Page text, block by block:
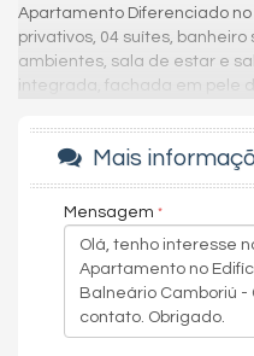
Apartamento Diferenciado no
privativos, 04 suítes,
ambientes, sala de estar e
integrada, fachada em pele
O Skyline Tower é mais um
Empreendimentos,
frente ao edifício Infinity
nacional a poucos metros do
Whell, novos pontos
moradores e turistas.
supermercado D Market,
restaurantes, farmácias
Mais
Mensagem